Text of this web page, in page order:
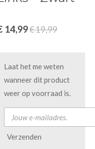
14,99€ 19,99
Laat het me weten
wanneer dit product
weer op voorraad is.
Verzenden